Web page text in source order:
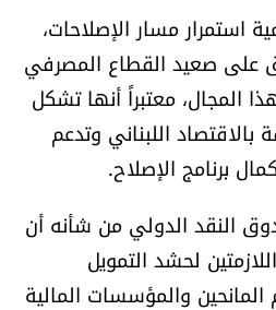
مسار الإصلاحات،
على صعيد القطاع المصرفي
المجال، معتبراً أنها تشكل
بالاقتصاد اللبناني وتدعم
برنامج الإصلاح.
النقد الدولي من شأنه أن
لحشد التمويل
والمؤسسات المالية